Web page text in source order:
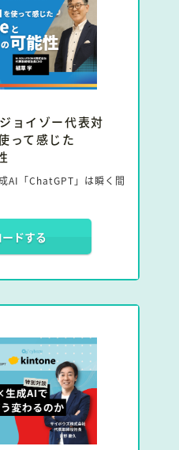
ョイゾー代表対
って感じた
AI「ChatGPT」は瞬く間
でChatGPTで使えるサ
リースする一方、
掛けるkintoneオフィシ
極的に取り組む(株)ジョ
株)社長：植草
について語り合った。
ドする